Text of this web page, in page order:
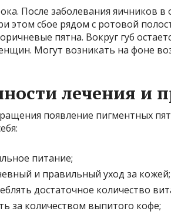
После заболевания яичников
этом сбое рядом с ротовой
пятна. Вокруг губ
Могут возникать на фоне
лечения и
появление пигментных
питание;
и правильный уход за кожей;
достаточное количество
за количеством выпитого кофе;